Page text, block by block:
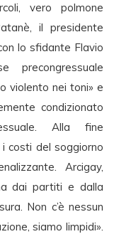
vero polmone
il presidente
lo sfidante Flavio
violento nei toni» e
condizionato
Alla fine
costi del soggiorno
Arcigay,
dai partiti e dalla
Non c’è nessun
siamo limpidi».